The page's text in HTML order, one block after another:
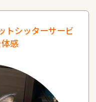
トシッターサービ
感